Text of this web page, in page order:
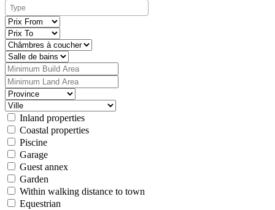
Inland properties
Coastal properties
Piscine
Garage
Guest annex
Garden
Within walking distance to town
Equestrian